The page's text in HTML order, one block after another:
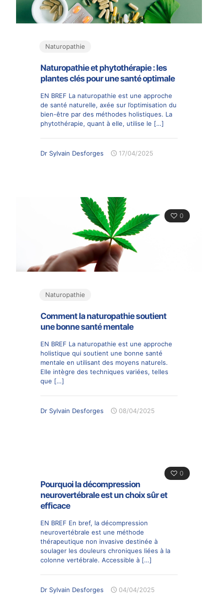
Naturopathie
Naturopathie et phytothérapie : les
plantes clés pour une santé optimale
EN BREF La naturopathie est une approche
de santé naturelle, axée sur l’optimisation du
bien-être par des méthodes holistiques. La
phytothérapie, quant à elle, utilise le […]
Dr Sylvain Desforges 17/04/2025
0
Naturopathie
Comment la naturopathie soutient
une bonne santé mentale
EN BREF La naturopathie est une approche
holistique qui soutient une bonne santé
mentale en utilisant des moyens naturels.
Elle intègre des techniques variées, telles
que […]
Dr Sylvain Desforges 08/04/2025
0
Pourquoi la décompression
neurovertébrale est un choix sûr et
efficace
EN BREF En bref, la décompression
neurovertébrale est une méthode
thérapeutique non invasive destinée à
soulager les douleurs chroniques liées à la
colonne vertébrale. Accessible à […]
Dr Sylvain Desforges 04/04/2025